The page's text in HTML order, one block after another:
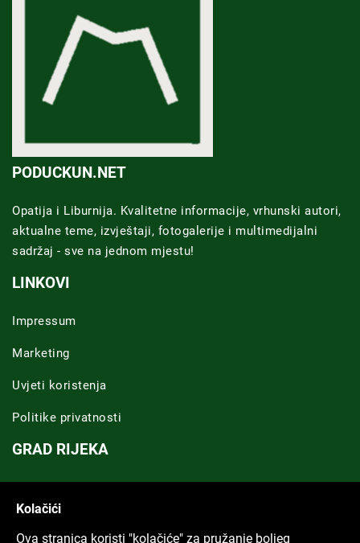
PODUCKUN.NET
Opatija i Liburnija. Kvalitetne informacije, vrhunski autori,
aktualne teme, izvještaji, fotogalerije i multimedijalni
sadržaj - sve na jednom mjestu!
LINKOVI
Impressum
Marketing
Uvjeti koristenja
Politike privatnosti
GRAD RIJEKA
Kolačići
Ova stranica koristi "kolačiće" za pružanje boljeg